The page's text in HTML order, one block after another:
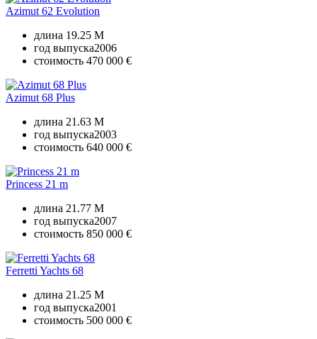
Azimut 62 Evolution
длина 19.25 M
год выпуска2006
стоимость 470 000 €
Azimut 68 Plus
длина 21.63 M
год выпуска2003
стоимость 640 000 €
Princess 21 m
длина 21.77 M
год выпуска2007
стоимость 850 000 €
Ferretti Yachts 68
длина 21.25 M
год выпуска2001
стоимость 500 000 €